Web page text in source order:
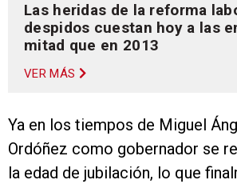
Las heridas de la reforma
despidos cuestan hoy a las
mitad que en 2013
VER MÁS
Ya en los tiempos de Miguel
Ordóñez como gobernador se
la edad de jubilación, lo que